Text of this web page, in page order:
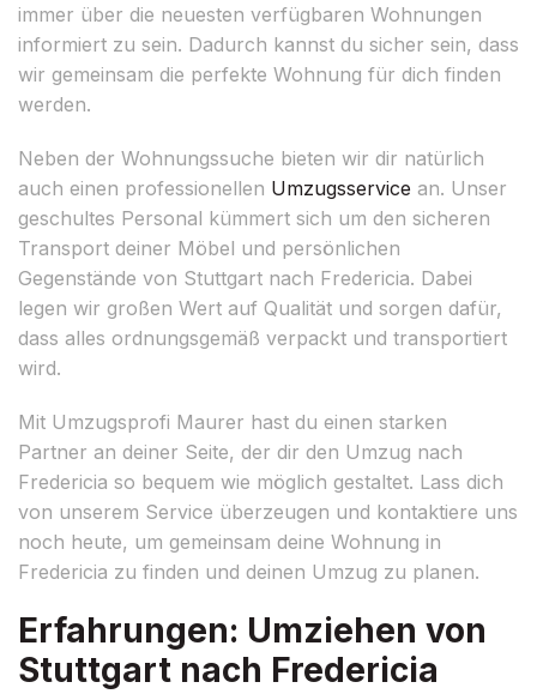
immer über die neuesten verfügbaren Wohnungen
informiert zu sein. Dadurch kannst du sicher sein, dass
wir gemeinsam die perfekte Wohnung für dich finden
werden.
Neben der Wohnungssuche bieten wir dir natürlich
auch einen professionellen Umzugsservice an. Unser
geschultes Personal kümmert sich um den sicheren
Transport deiner Möbel und persönlichen
Gegenstände von Stuttgart nach Fredericia. Dabei
legen wir großen Wert auf Qualität und sorgen dafür,
dass alles ordnungsgemäß verpackt und transportiert
wird.
Mit Umzugsprofi Maurer hast du einen starken
Partner an deiner Seite, der dir den Umzug nach
Fredericia so bequem wie möglich gestaltet. Lass dich
von unserem Service überzeugen und kontaktiere uns
noch heute, um gemeinsam deine Wohnung in
Fredericia zu finden und deinen Umzug zu planen.
Erfahrungen: Umziehen von
Stuttgart nach Fredericia